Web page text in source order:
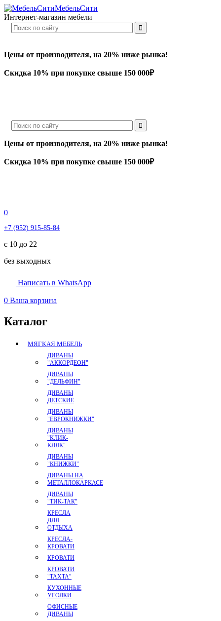
МебельСити
Интернет-магазин мебели
Цены от производителя, на 20% ниже рынка!
Скидка 10% при покупке свыше 150 000₽
Цены от производителя, на 20% ниже рынка!
Скидка 10% при покупке свыше 150 000₽
0
+7 (952) 915-85-84
с 10 до 22
без выходных
Написать в WhatsApp
0 Ваша корзина
Каталог
МЯГКАЯ МЕБЕЛЬ
ДИВАНЫ
"АККОРДЕОН"
ДИВАНЫ
"ДЕЛЬФИН"
ДИВАНЫ
ДЕТСКИЕ
ДИВАНЫ
"ЕВРОКНИЖКИ"
ДИВАНЫ
"КЛИК-
КЛЯК"
ДИВАНЫ
"КНИЖКИ"
ДИВАНЫ НА
МЕТАЛЛОКАРКАСЕ
ДИВАНЫ
"ТИК-ТАК"
КРЕСЛА
ДЛЯ
ОТДЫХА
КРЕСЛА-
КРОВАТИ
КРОВАТИ
КРОВАТИ
"ТАХТА"
КУХОННЫЕ
УГОЛКИ
ОФИСНЫЕ
ДИВАНЫ